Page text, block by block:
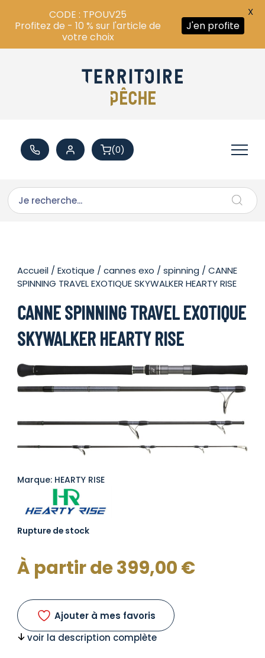
(0)
Accueil /Exotique /cannes exo /spinning / CANNE
SPINNING TRAVEL EXOTIQUE SKYWALKER HEARTY RISE
CANNE SPINNING TRAVEL EXOTIQUE
SKYWALKER HEARTY RISE
Marque: HEARTY RISE
Rupture de stock
À partir de399,00€
Ajouter à mes favoris
voir la description complète
CODE : TPOUV25
Profitez de - 10 % sur l'article de
votre choix
J'en profite
X